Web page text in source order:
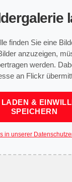
finden Sie eine
anzuzeigen,
werden.
an Flickr
&
SPEICHERN
in unserer